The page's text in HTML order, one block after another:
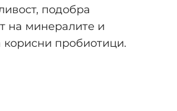
подобра
на минералите и
пробиотици.